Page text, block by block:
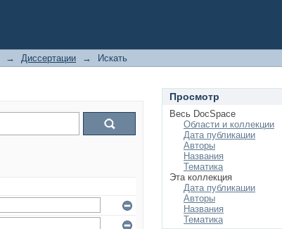
→ Диссертации → Искать
Просмотр
Весь DocSpace
Области и коллекции
Дата публикации
Авторы
Названия
Тематика
Эта коллекция
Дата публикации
Авторы
Названия
Тематика